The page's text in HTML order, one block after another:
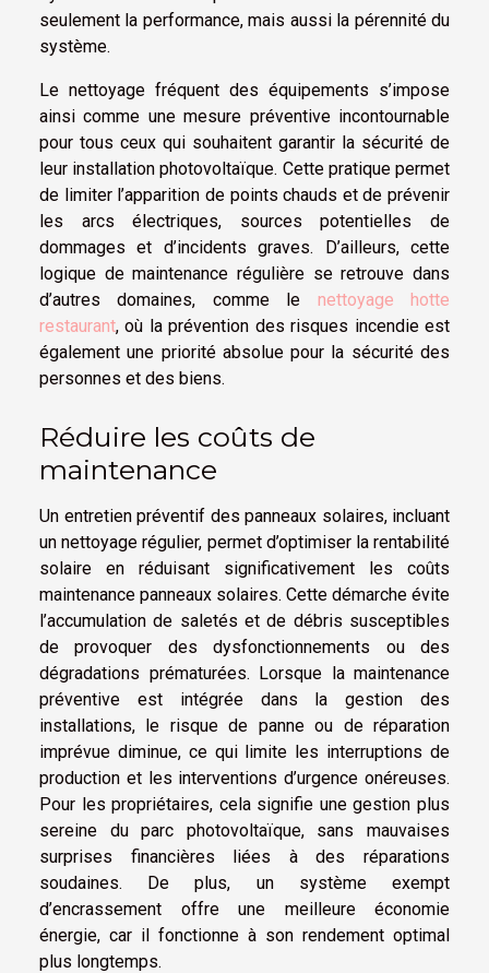
seulement la performance, mais aussi la pérennité du
système.
Le nettoyage fréquent des équipements s’impose
ainsi comme une mesure préventive incontournable
pour tous ceux qui souhaitent garantir la sécurité de
leur installation photovoltaïque. Cette pratique permet
de limiter l’apparition de points chauds et de prévenir
les arcs électriques, sources potentielles de
dommages et d’incidents graves. D’ailleurs, cette
logique de maintenance régulière se retrouve dans
d’autres domaines, comme le nettoyage hotte
restaurant, où la prévention des risques incendie est
également une priorité absolue pour la sécurité des
personnes et des biens.
Réduire les coûts de
maintenance
Un entretien préventif des panneaux solaires, incluant
un nettoyage régulier, permet d’optimiser la rentabilité
solaire en réduisant significativement les coûts
maintenance panneaux solaires. Cette démarche évite
l’accumulation de saletés et de débris susceptibles
de provoquer des dysfonctionnements ou des
dégradations prématurées. Lorsque la maintenance
préventive est intégrée dans la gestion des
installations, le risque de panne ou de réparation
imprévue diminue, ce qui limite les interruptions de
production et les interventions d’urgence onéreuses.
Pour les propriétaires, cela signifie une gestion plus
sereine du parc photovoltaïque, sans mauvaises
surprises financières liées à des réparations
soudaines. De plus, un système exempt
d’encrassement offre une meilleure économie
énergie, car il fonctionne à son rendement optimal
plus longtemps.